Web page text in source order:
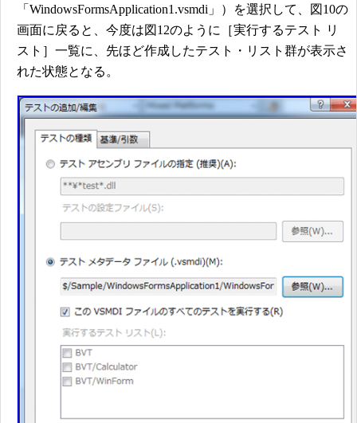
「WindowsFormsApplication1.vsmdi」）を選択して、図10の
画面に戻ると、今度は図12のように［実行するテスト リ
スト］一覧に、先ほど作成したテスト・リスト群が表示さ
れた状態となる。